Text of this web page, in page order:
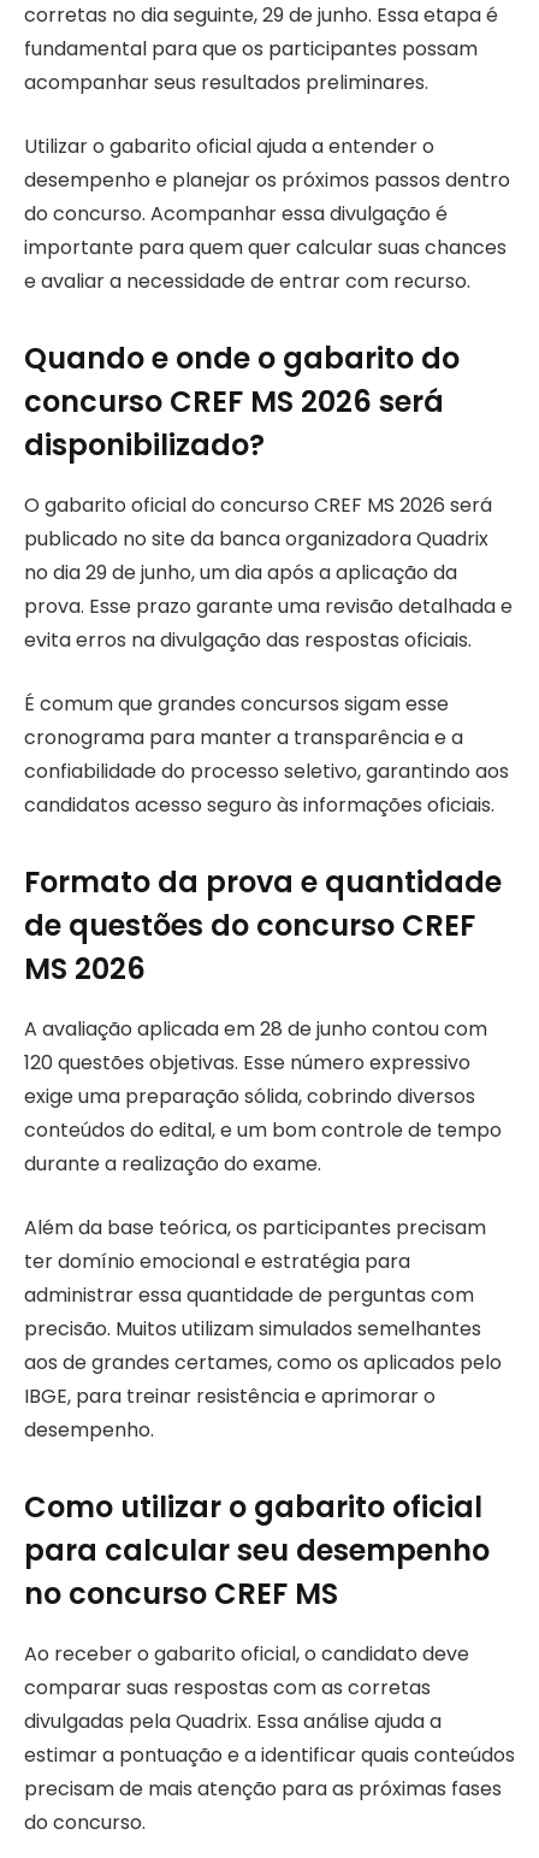
corretas no dia seguinte, 29 de junho. Essa etapa é
fundamental para que os participantes possam
acompanhar seus resultados preliminares.
Utilizar o gabarito oficial ajuda a entender o
desempenho e planejar os próximos passos dentro
do concurso. Acompanhar essa divulgação é
importante para quem quer calcular suas chances
e avaliar a necessidade de entrar com recurso.
Quando e onde o gabarito do
concurso CREF MS 2026 será
disponibilizado?
O gabarito oficial do concurso CREF MS 2026 será
publicado no site da banca organizadora Quadrix
no dia 29 de junho, um dia após a aplicação da
prova. Esse prazo garante uma revisão detalhada e
evita erros na divulgação das respostas oficiais.
É comum que grandes concursos sigam esse
cronograma para manter a transparência e a
confiabilidade do processo seletivo, garantindo aos
candidatos acesso seguro às informações oficiais.
Formato da prova e quantidade
de questões do concurso CREF
MS 2026
A avaliação aplicada em 28 de junho contou com
120 questões objetivas. Esse número expressivo
exige uma preparação sólida, cobrindo diversos
conteúdos do edital, e um bom controle de tempo
durante a realização do exame.
Além da base teórica, os participantes precisam
ter domínio emocional e estratégia para
administrar essa quantidade de perguntas com
precisão. Muitos utilizam simulados semelhantes
aos de grandes certames, como os aplicados pelo
IBGE, para treinar resistência e aprimorar o
desempenho.
Como utilizar o gabarito oficial
para calcular seu desempenho
no concurso CREF MS
Ao receber o gabarito oficial, o candidato deve
comparar suas respostas com as corretas
divulgadas pela Quadrix. Essa análise ajuda a
estimar a pontuação e a identificar quais conteúdos
precisam de mais atenção para as próximas fases
do concurso.